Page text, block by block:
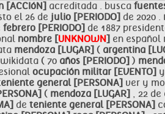
[ACCIóN] acreditada . busca
el 26 de julio [PERIODO] de 2020 .
febrero [PERIODO] de 1887
nombre [UNKNOWN] en
mendoza [LUGAR] ( argentina
( 70 años [PERIODO] )
ocupación militar [EVENTO]
general [PERSONA] ver y
( mendoza [LUGAR] , 22 de
de teniente general [PERSONA]